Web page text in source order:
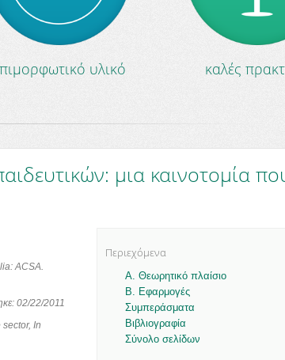
υλικό καλές
μια καινοτομία
Περιεχόμενα
A. Θεωρητικό πλαίσιο
Β. Εφαρμογές
Συμπεράσματα
Βιβλιογραφία
Σύνολο σελίδων
ACSA.
02/22/2011
In